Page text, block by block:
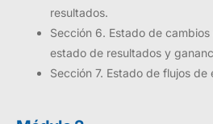
resultados.
Sección 6. Estado de
estado de resultados y
Sección 7. Estado de flujos de